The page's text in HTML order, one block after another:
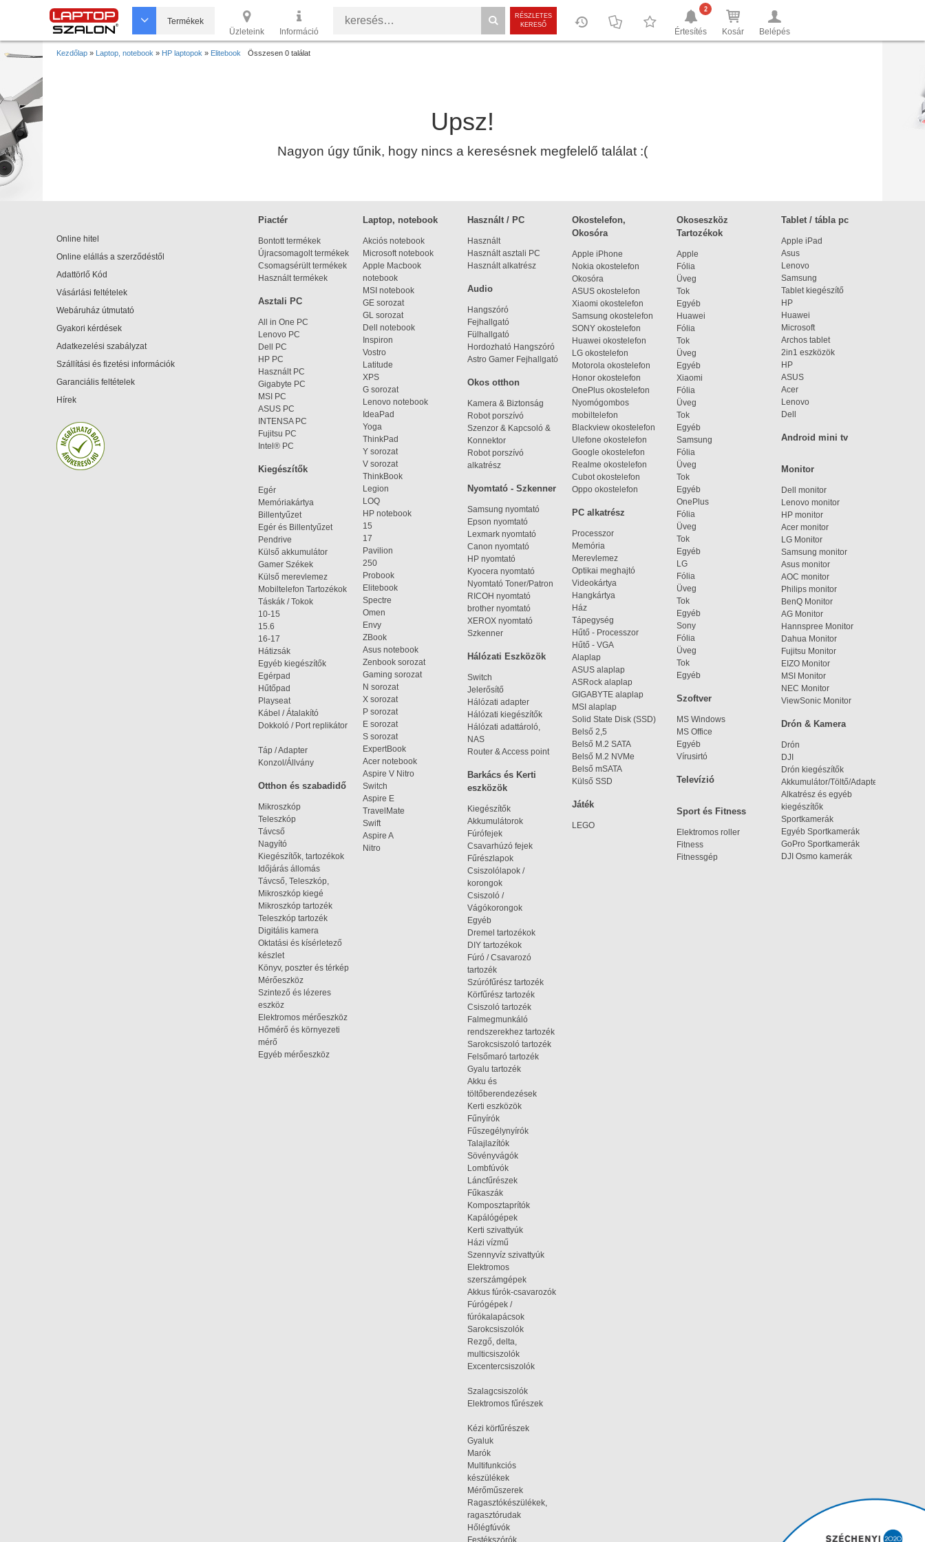
Termékek
Üzleteink
Információ
RÉSZLETES
KERESŐ
Értesítés
2
Kosár Belépés
Kezdőlap » Laptop, notebook » HP laptopok » Elitebook Összesen 0 találat
Upsz!
Nagyon úgy tűnik, hogy nincs a keresésnek megfelelő találat :(
Online hitel
Online elállás a szerződéstől
Adattörlő Kód
Vásárlási feltételek
Webáruház útmutató
Gyakori kérdések
Adatkezelési szabályzat
Szállítási és fizetési információk
Garanciális feltételek
Hírek
Piactér
Bontott termékek
Újracsomagolt termékek
Csomagsérült termékek
Használt termékek
Laptop, notebook
Akciós notebook
Microsoft notebook
Apple Macbook
notebook
MSI notebook
GE sorozat
GL sorozat
Dell notebook
Inspiron
Vostro
Latitude
XPS
G sorozat
Lenovo notebook
IdeaPad
Yoga
ThinkPad
Y sorozat
V sorozat
ThinkBook
Legion
LOQ
HP notebook
15
17
Pavilion
250
Probook
Elitebook
Spectre
Omen
Envy
ZBook
Asus notebook
Zenbook sorozat
Gaming sorozat
N sorozat
X sorozat
P sorozat
E sorozat
S sorozat
ExpertBook
Acer notebook
Aspire V Nitro
Switch
Aspire E
TravelMate
Swift
Aspire A
Nitro
Használt / PC
Használt
Használt asztali PC
Használt alkatrész
Okostelefon,
Okosóra
Apple iPhone
Nokia okostelefon
Okosóra
ASUS okostelefon
Xiaomi okostelefon
Samsung okostelefon
SONY okostelefon
Huawei okostelefon
LG okostelefon
Motorola okostelefon
Honor okostelefon
OnePlus okostelefon
Nyomógombos
mobiltelefon
Blackview okostelefon
Ulefone okostelefon
Google okostelefon
Realme okostelefon
Cubot okostelefon
Oppo okostelefon
Okoseszköz
Tartozékok
Apple
Fólia
Üveg
Tok
Egyéb
Huawei
Fólia
Tok
Üveg
Egyéb
Xiaomi
Fólia
Üveg
Tok
Egyéb
Samsung
Fólia
Üveg
Tok
Egyéb
OnePlus
Fólia
Üveg
Tok
Egyéb
LG
Fólia
Üveg
Tok
Egyéb
Sony
Fólia
Üveg
Tok
Egyéb
Tablet / tábla pc
Apple iPad
Asus
Lenovo
Samsung
Tablet kiegészítő
HP
Huawei
Microsoft
Archos tablet
2in1 eszközök
HP
ASUS
Acer
Lenovo
Dell
Audio
Hangszóró
Fejhallgató
Fülhallgató
Hordozható Hangszóró
Astro Gamer Fejhallgató
Asztali PC
All in One PC
Lenovo PC
Dell PC
HP PC
Használt PC
Gigabyte PC
MSI PC
ASUS PC
INTENSA PC
Fujitsu PC
Intel® PC
Okos otthon
Kamera & Biztonság
Robot porszívó
Szenzor & Kapcsoló &
Konnektor
Robot porszívó
alkatrész
Android mini tv
Kiegészítők
Egér
Memóriakártya
Billentyűzet
Egér és Billentyűzet
Pendrive
Külső akkumulátor
Gamer Székek
Külső merevlemez
Mobiltelefon Tartozékok
Táskák / Tokok
10-15
15.6
16-17
Hátizsák
Egyéb kiegészítők
Egérpad
Hűtőpad
Playseat
Kábel / Átalakító
Dokkoló / Port replikátor
Táp / Adapter
Konzol/Állvány
Monitor
Dell monitor
Lenovo monitor
HP monitor
Acer monitor
LG Monitor
Samsung monitor
Asus monitor
AOC monitor
Philips monitor
BenQ Monitor
AG Monitor
Hannspree Monitor
Dahua Monitor
Fujitsu Monitor
EIZO Monitor
MSI Monitor
NEC Monitor
ViewSonic Monitor
Nyomtató - Szkenner
Samsung nyomtató
Epson nyomtató
Lexmark nyomtató
Canon nyomtató
HP nyomtató
Kyocera nyomtató
Nyomtató Toner/Patron
RICOH nyomtató
brother nyomtató
XEROX nyomtató
Szkenner
PC alkatrész
Processzor
Memória
Merevlemez
Optikai meghajtó
Videokártya
Hangkártya
Ház
Tápegység
Hűtő - Processzor
Hűtő - VGA
Alaplap
ASUS alaplap
ASRock alaplap
GIGABYTE alaplap
MSI alaplap
Solid State Disk (SSD)
Belső 2,5
Belső M.2 SATA
Belső M.2 NVMe
Belső mSATA
Külső SSD
Hálózati Eszközök
Switch
Jelerősítő
Hálózati adapter
Hálózati kiegészítők
Hálózati adattároló,
NAS
Router & Access point
Szoftver
MS Windows
MS Office
Egyéb
Vírusirtó
Drón & Kamera
Drón
DJI
Drón kiegészítők
Akkumulátor/Töltő/Adapter
Alkatrész és egyéb
kiegészítők
Sportkamerák
Egyéb Sportkamerák
GoPro Sportkamerák
DJI Osmo kamerák
Barkács és Kerti
eszközök
Kiegészítők
Akkumulátorok
Fúrófejek
Csavarhúzó fejek
Fűrészlapok
Csiszolólapok /
korongok
Csiszoló /
Vágókorongok
Egyéb
Dremel tartozékok
DIY tartozékok
Fúró / Csavarozó
tartozék
Szúrófűrész tartozék
Körfűrész tartozék
Csiszoló tartozék
Falmegmunkáló
rendszerekhez tartozék
Sarokcsiszoló tartozék
Felsőmaró tartozék
Gyalu tartozék
Akku és
töltőberendezések
Kerti eszközök
Fűnyírók
Fűszegélynyírók
Talajlazítók
Sövényvágók
Lombfúvók
Láncfűrészek
Fűkaszák
Komposztaprítók
Kapálógépek
Kerti szivattyúk
Házi vízmű
Szennyvíz szivattyúk
Elektromos
szerszámgépek
Akkus fúrók-csavarozók
Fúrógépek /
fúrókalapácsok
Sarokcsiszolók
Rezgő, delta,
multicsiszolók
Excentercsiszolók
Szalagcsiszolók
Elektromos fűrészek
Kézi körfűrészek
Gyaluk
Marók
Multifunkciós
készülékek
Mérőműszerek
Ragasztókészülékek,
ragasztórudak
Hőlégfúvók
Festékszórók
Televízió
Otthon és szabadidő
Mikroszkóp
Teleszkóp
Távcső
Nagyító
Kiegészítők, tartozékok
Időjárás állomás
Távcső, Teleszkóp,
Mikroszkóp kiegé
Mikroszkóp tartozék
Teleszkóp tartozék
Digitális kamera
Oktatási és kísérletező
készlet
Könyv, poszter és térkép
Mérőeszköz
Szintező és lézeres
eszköz
Elektromos mérőeszköz
Hőmérő és környezeti
mérő
Egyéb mérőeszköz
Játék
LEGO
Sport és Fitness
Elektromos roller
Fitness
Fitnessgép